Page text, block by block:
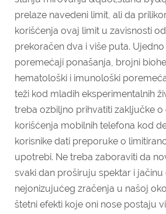
prelaze navedeni limit, ali da
korišćenja ovaj limit u zavisnosti
prekoračen dva i više puta.
poremećaji ponašanja, brojni
hematološki i imunološki
teži kod mladih eksperimentalnih
treba ozbiljno prihvatiti zaključke o
korišćenja mobilnih telefona kod
korisnike dati preporuke o
upotrebi. Ne treba zaboraviti da
svaki dan proširuju spektar i
nejonizujućeg zračenja u našoj
štetni efekti koje oni nose postaju